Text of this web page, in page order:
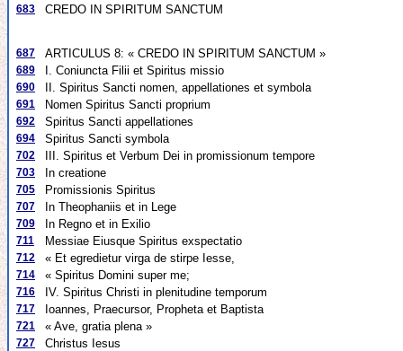
683 CREDO IN SPIRITUM SANCTUM
687 ARTICULUS 8: « CREDO IN SPIRITUM SANCTUM »
689 I. Coniuncta Filii et Spiritus missio
690 II. Spiritus Sancti nomen, appellationes et symbola
691 Nomen Spiritus Sancti proprium
692 Spiritus Sancti appellationes
694 Spiritus Sancti symbola
702 III. Spiritus et Verbum Dei in promissionum tempore
703 In creatione
705 Promissionis Spiritus
707 In Theophaniis et in Lege
709 In Regno et in Exilio
711 Messiae Eiusque Spiritus exspectatio
712 « Et egredietur virga de stirpe Iesse,
714 « Spiritus Domini super me;
716 IV. Spiritus Christi in plenitudine temporum
717 Ioannes, Praecursor, Propheta et Baptista
721 « Ave, gratia plena »
727 Christus Iesus